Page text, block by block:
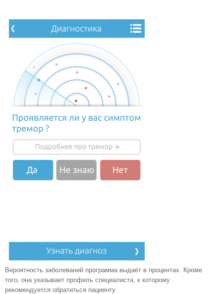
Вероятность заболеваний программа выдаёт в процентах. Кроме
того, она указывает профиль специалиста, к которому
рекомендуется обратиться пациенту.